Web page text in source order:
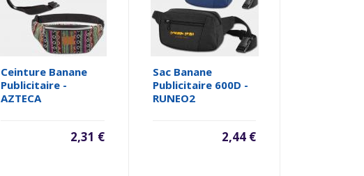
Ceinture Banane
Publicitaire -
AZTECA
2,31 €
Sac Banane
Publicitaire 600D -
RUNEO2
2,44 €